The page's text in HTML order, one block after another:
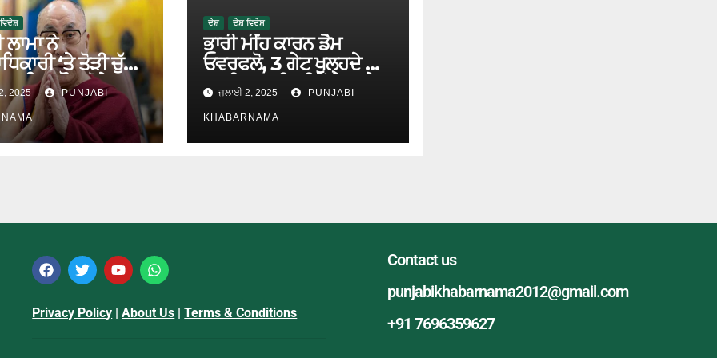
ਨੇ
‘ਤੇ ਤੋੜੀ ਚੁੱਪੀ,
ਕੌਣ ਹੋਵੇਗਾ?
2025 PUNJABI
ਦੇਸ਼ ਦੇਸ਼ ਵਿਦੇਸ਼
ਭਾਰੀ ਮੀਂਹ ਕਾਰਨ ਡੈਮ
ਓਵਰਫਲੋ, 3 ਗੇਟ ਖੁਲ੍ਹਦੇ ਹੀ
ਆਈ ਤਬਾਹੀ, ਨੀਵੇਂ ਇਲਾਕੇ
ਖਾਲੀ ਕਰਵਾਏ ਗਏ
ਜੁਲਾਈ 2, 2025 PUNJABI
KHABARNAMA
Privacy Policy |About Us |Terms & Conditions
Contact us
punjabikhabarnama2012@gmail.com
+91 7696359627